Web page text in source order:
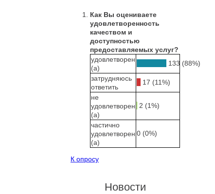
Как Вы оцениваете
удовлетворенность
качеством и
доступностью
предоставляемых услуг?
удовлетворен
(а)
133 (88%)
затрудняюсь
ответить
17 (11%)
не
удовлетворен
(а)
2 (1%)
частично
удовлетворен
(а)
0 (0%)
К опросу
Новости